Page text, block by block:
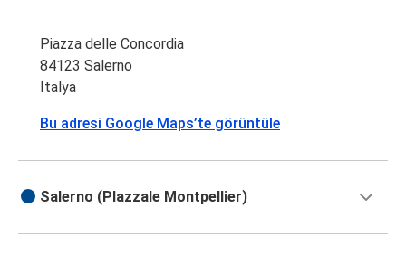
Piazza delle Concordia
84123 Salerno
İtalya
Bu adresi Google Maps’te görüntüle
Salerno (PIazzale Montpellier)